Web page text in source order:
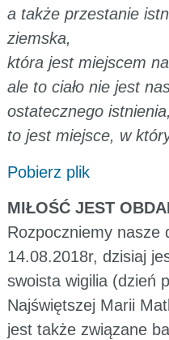
a także przestanie
ziemska,
która jest miejscem
ale to ciało nie jest
ostatecznego istnienia,
to jest miejsce, w
Pobierz plik
MIŁOŚĆ JEST
Rozpoczniemy nasze
14.08.2018r, dzisiaj
swoista wigilia (dzień
Najświętszej Marii
jest także związane